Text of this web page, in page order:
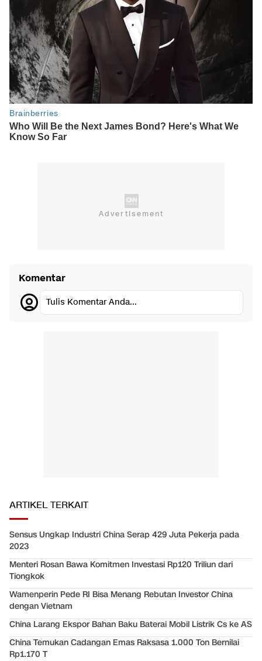
Komentar
Tulis Komentar Anda...
ARTIKEL TERKAIT
Sensus Ungkap Industri China Serap 429 Juta Pekerja pada
2023
Menteri Rosan Bawa Komitmen Investasi Rp120 Triliun dari
Tiongkok
Wamenperin Pede RI Bisa Menang Rebutan Investor China
dengan Vietnam
China Larang Ekspor Bahan Baku Baterai Mobil Listrik Cs ke AS
China Temukan Cadangan Emas Raksasa 1.000 Ton Bernilai
Rp1.170 T